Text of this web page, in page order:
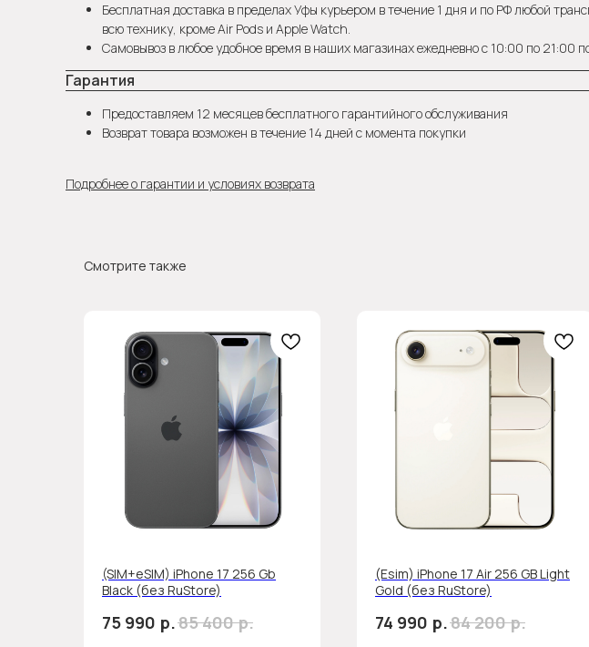
Бесплатная доставка в пределах Уфы курьером в течение 1 дня и по РФ любой
всю технику, кроме Air Pods и Apple Watch.
Самовывоз в любое удобное время в наших магазинах ежедневно с 10:00 по 21:00
Гарантия
Предоставляем 12 месяцев бесплатного гарантийного обслуживания
Возврат товара возможен в течение 14 дней с момента покупки
Подробнее о гарантии и условиях возврата
Смотрите также
(SIM+eSIM) iPhone 17 256 Gb
Black (без RuStore)
75 990 р.85 400 р.
(Esim) iPhone 17 Air 256 GB Light
Gold (без RuStore)
74 990 р.84 200 р.